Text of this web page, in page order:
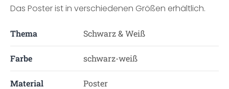
Das Poster ist in verschiedenen Größen erhältlich.
Thema Schwarz & Weiß
Farbe schwarz-weiß
Material Poster